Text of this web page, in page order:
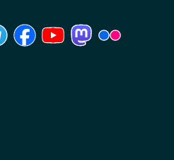
Fenster)
ein neues Fenster)
öffnet ein neues Fenster)
(Link öffnet ein neues Fenster)
(Link öffnet ein neues Fenster)
(Link öffnet ein neues
(Link öffnet ein